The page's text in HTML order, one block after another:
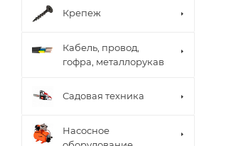
Крепеж
Кабель, провод,
гофра, металлорукав
Садовая техника
Насосное